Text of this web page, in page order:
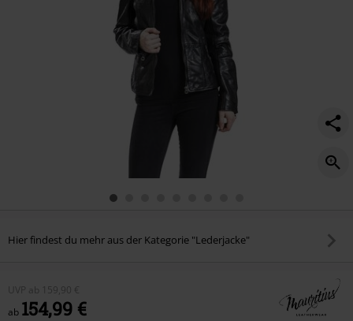
Hier findest du mehr aus der Kategorie "Lederjacke"
UVP ab
159,90 €
ab 154,99 €